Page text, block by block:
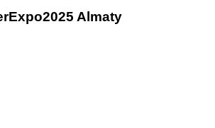
Almaty